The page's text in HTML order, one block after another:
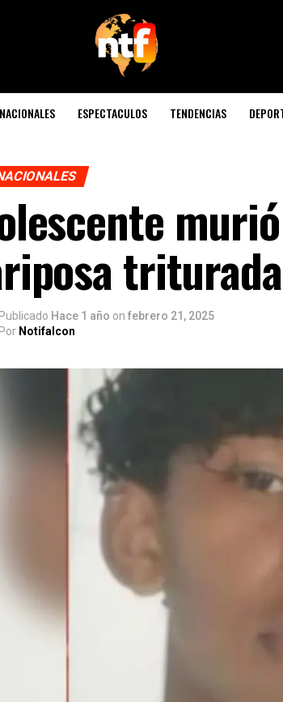
ESPECTACULOS TENDENCIAS
triturada
Publicado Hace 1 año on febrero 21, 2025
Por Notifalcon